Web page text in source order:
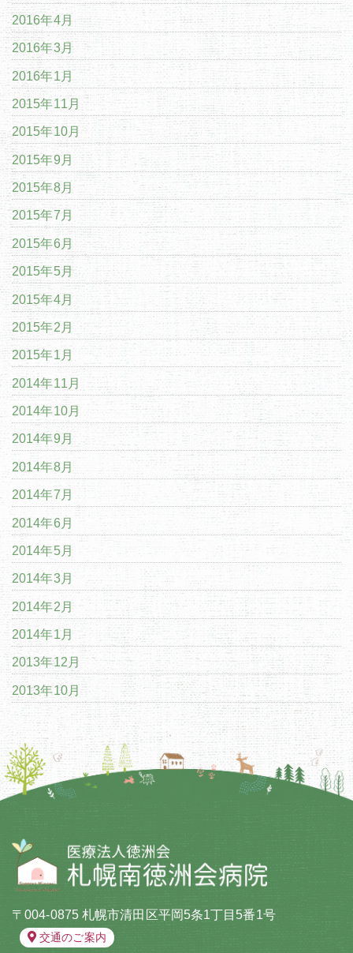
2016年4月
2016年3月
2016年1月
2015年11月
2015年10月
2015年9月
2015年8月
2015年7月
2015年6月
2015年5月
2015年4月
2015年2月
2015年1月
2014年11月
2014年10月
2014年9月
2014年8月
2014年7月
2014年6月
2014年5月
2014年3月
2014年2月
2014年1月
2013年12月
2013年10月
〒004-0875 札幌市清田区平岡5条1丁目5番1号
交通のご案内